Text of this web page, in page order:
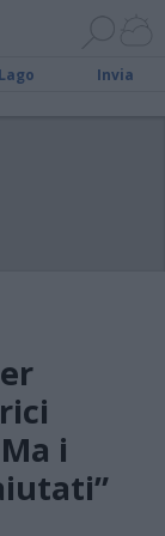
Lago Invia
i